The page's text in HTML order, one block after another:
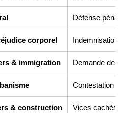
Défense pénale,
corporel Indemnisation des
& immigration Demande de titre
Contestation de
& construction Vices cachés,